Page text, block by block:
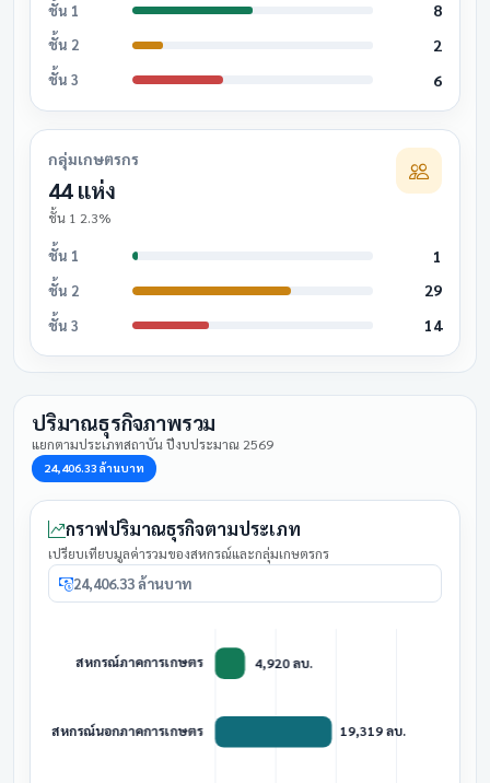
ชั้น 1 8
ชั้น 2 2
ชั้น 3 6
กลุ่มเกษตรกร
44 แห่ง
ชั้น 1 2.3%
ชั้น 1 1
ชั้น 2 29
ชั้น 3 14
ปริมาณธุรกิจภาพรวม
แยกตามประเภทสถาบัน ปีงบประมาณ 2569
24,406.33 ล้านบาท
กราฟปริมาณธุรกิจตามประเภท
เปรียบเทียบมูลค่ารวมของสหกรณ์และกลุ่มเกษตรกร
24,406.33 ล้านบาท